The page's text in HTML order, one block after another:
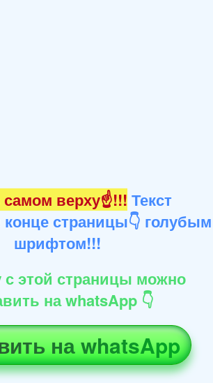
верху☝!!! Текст
страницы👇 голубым
шрифтом!!!
с этой страницы можно
на whatsApp 👇
на whatsApp